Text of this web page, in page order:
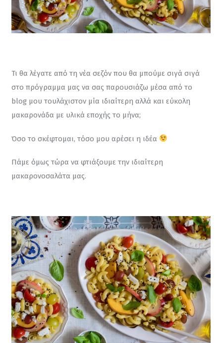
Τι θα λέγατε από τη νέα σεζόν που θα μπούμε σιγά σιγά
στο πρόγραμμα μας να σας παρουσιάζω μέσα από το
blog μου τουλάχιστον μία ιδιαίτερη αλλά και εύκολη
μακαρονάδα με υλικά εποχής το μήνα;
Όσο το σκέφτομαι, τόσο μου αρέσει η ιδέα
Πάμε όμως τώρα να φτιάξουμε την ιδιαίτερη
μακαρονοσαλάτα μας.